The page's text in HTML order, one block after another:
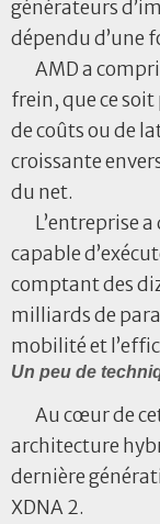
générateurs
dépendu d’une
AMD a
frein, que ce
de coûts ou de
croissante
du net.
L’entreprise
capable
comptant des
milliards de
mobilité et
Un peu de
Au cœur de
architecture
dernière
XDNA 2.